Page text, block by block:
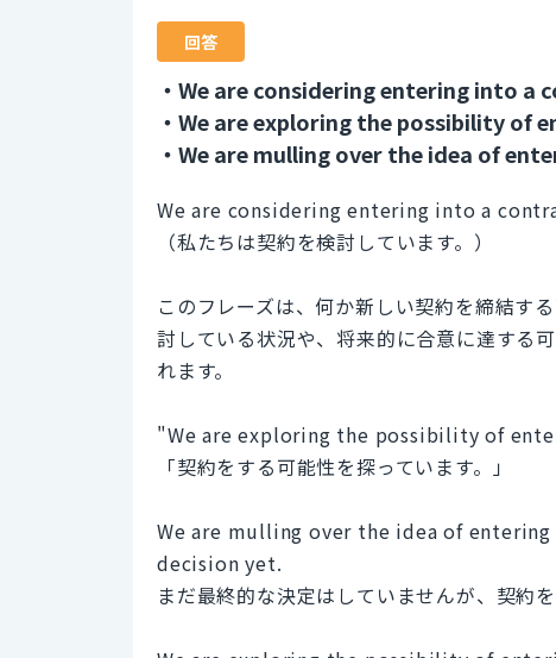
回答
・We are considering entering into a
・We are exploring the possibility of
・We are mulling over the idea of
We are considering entering into a
（私たちは契約を検討しています。）
このフレーズは、何か新しい契約を締結す
討している状況や、将来的に合意に達する
れます。
"We are exploring the possibility of
「契約をする可能性を探っています。」
We are mulling over the idea of
decision yet.
まだ最終的な決定はしていませんが、契約